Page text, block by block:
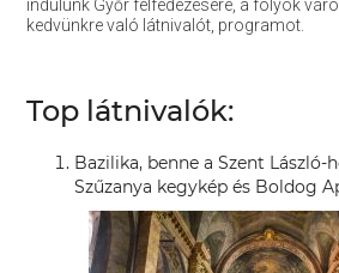
indulunk Győr felfedezésére, a folyók
kedvünkre való látnivalót, programot.
Top látnivalók:
Bazilika, benne a Szent László-
Szűzanya kegykép és Boldog